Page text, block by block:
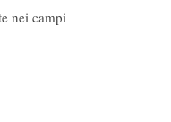
nei campi